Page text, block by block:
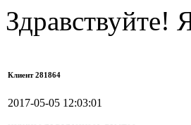
Здравствуйте!
Клиент 281864
2017-05-05 12:03:01